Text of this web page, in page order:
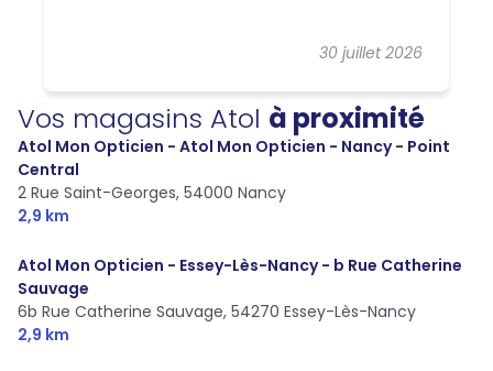
30 juillet 2026
Vos magasins Atol à proximité
Atol Mon Opticien - Atol Mon Opticien - Nancy - Point
Central
2 Rue Saint-Georges, 54000 Nancy
2,9 km
Atol Mon Opticien - Essey-Lès-Nancy - b Rue Catherine
Sauvage
6b Rue Catherine Sauvage, 54270 Essey-Lès-Nancy
2,9 km